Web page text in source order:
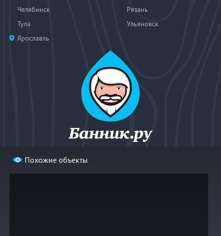
Похожие объекты
Челябинск
Рязань
Тула
Ульяновск
Ярославль